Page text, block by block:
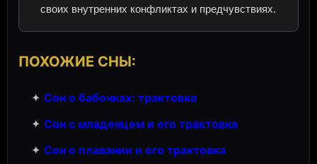
своих внутренних конфликтах и предчувствиях.
ПОХОЖИЕ СНЫ:
✦ Сон о бабочках: трактовка
✦ Сон с младенцем и его трактовка
✦ Сон о плавании и его трактовка